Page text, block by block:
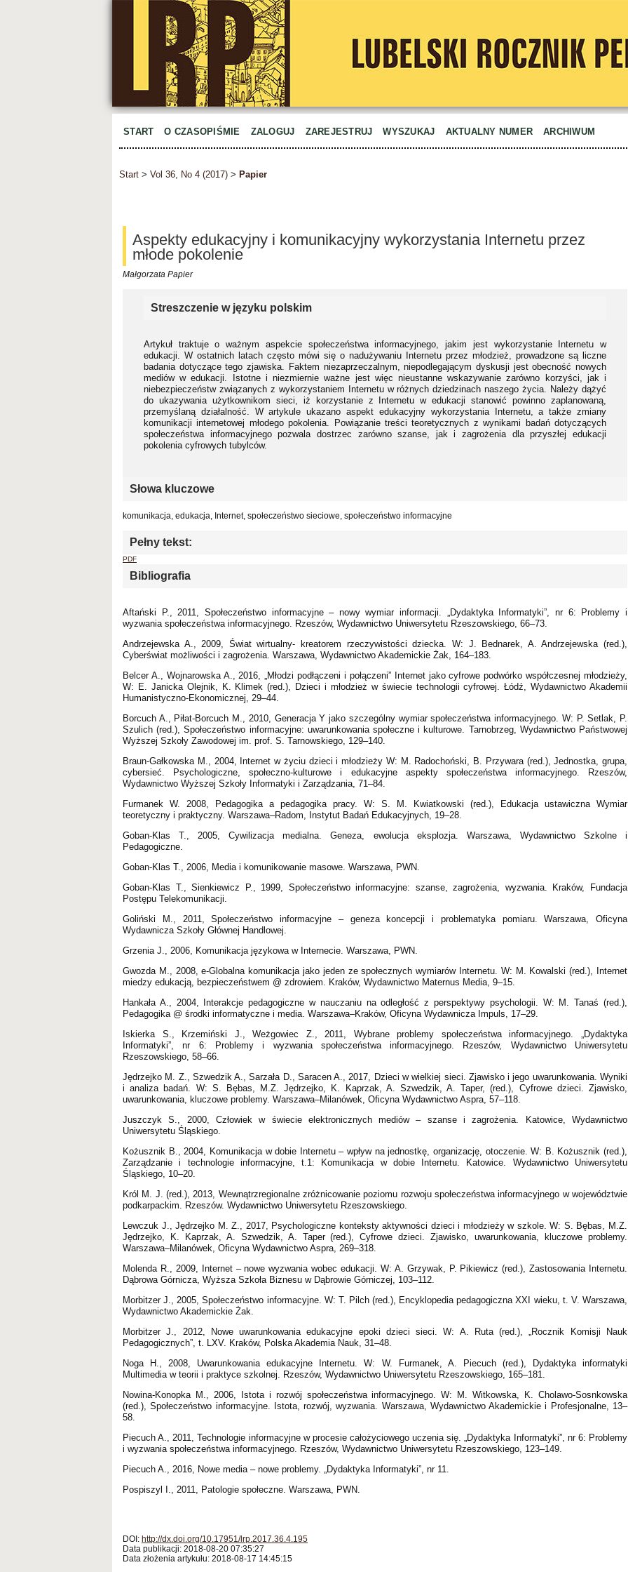
START O CZASOPIŚMIE ZALOGUJ ZAREJESTRUJ WYSZUKAJ AKTUALNY NUMER ARCHIWUM
Start > Vol 36, No 4 (2017) > Papier
Aspekty edukacyjny i komunikacyjny wykorzystania Internetu przez
młode pokolenie
Małgorzata Papier
Streszczenie w języku polskim
Artykuł traktuje o ważnym aspekcie społeczeństwa informacyjnego, jakim jest wykorzystanie Internetu w
edukacji. W ostatnich latach często mówi się o nadużywaniu Internetu przez młodzież, prowadzone są liczne
badania dotyczące tego zjawiska. Faktem niezaprzeczalnym, niepodlegającym dyskusji jest obecność nowych
mediów w edukacji. Istotne i niezmiernie ważne jest więc nieustanne wskazywanie zarówno korzyści, jak i
niebezpieczeństw związanych z wykorzystaniem Internetu w różnych dziedzinach naszego życia. Należy dążyć
do ukazywania użytkownikom sieci, iż korzystanie z Internetu w edukacji stanowić powinno zaplanowaną,
przemyślaną działalność. W artykule ukazano aspekt edukacyjny wykorzystania Internetu, a także zmiany
komunikacji internetowej młodego pokolenia. Powiązanie treści teoretycznych z wynikami badań dotyczących
społeczeństwa informacyjnego pozwala dostrzec zarówno szanse, jak i zagrożenia dla przyszłej edukacji
pokolenia cyfrowych tubylców.
Słowa kluczowe
komunikacja, edukacja, Internet, społeczeństwo sieciowe, społeczeństwo informacyjne
Pełny tekst:
PDF
Bibliografia
Aftański P., 2011, Społeczeństwo informacyjne – nowy wymiar informacji. „Dydaktyka Informatyki”, nr 6: Problemy i
wyzwania społeczeństwa informacyjnego. Rzeszów, Wydawnictwo Uniwersytetu Rzeszowskiego, 66–73.
Andrzejewska A., 2009, Świat wirtualny- kreatorem rzeczywistości dziecka. W: J. Bednarek, A. Andrzejewska (red.),
Cyberświat możliwości i zagrożenia. Warszawa, Wydawnictwo Akademickie Żak, 164–183.
Belcer A., Wojnarowska A., 2016, „Młodzi podłączeni i połączeni” Internet jako cyfrowe podwórko współczesnej młodzieży,
W: E. Janicka Olejnik, K. Klimek (red.), Dzieci i młodzież w świecie technologii cyfrowej. Łódź, Wydawnictwo Akademii
Humanistyczno-Ekonomicznej, 29–44.
Borcuch A., Piłat-Borcuch M., 2010, Generacja Y jako szczególny wymiar społeczeństwa informacyjnego. W: P. Setlak, P.
Szulich (red.), Społeczeństwo informacyjne: uwarunkowania społeczne i kulturowe. Tarnobrzeg, Wydawnictwo Państwowej
Wyższej Szkoły Zawodowej im. prof. S. Tarnowskiego, 129–140.
Braun-Gałkowska M., 2004, Internet w życiu dzieci i młodzieży W: M. Radochoński, B. Przywara (red.), Jednostka, grupa,
cybersieć. Psychologiczne, społeczno-kulturowe i edukacyjne aspekty społeczeństwa informacyjnego. Rzeszów,
Wydawnictwo Wyższej Szkoły Informatyki i Zarządzania, 71–84.
Furmanek W. 2008, Pedagogika a pedagogika pracy. W: S. M. Kwiatkowski (red.), Edukacja ustawiczna Wymiar
teoretyczny i praktyczny. Warszawa–Radom, Instytut Badań Edukacyjnych, 19–28.
Goban-Klas T., 2005, Cywilizacja medialna. Geneza, ewolucja eksplozja. Warszawa, Wydawnictwo Szkolne i
Pedagogiczne.
Goban-Klas T., 2006, Media i komunikowanie masowe. Warszawa, PWN.
Goban-Klas T., Sienkiewicz P., 1999, Społeczeństwo informacyjne: szanse, zagrożenia, wyzwania. Kraków, Fundacja
Postępu Telekomunikacji.
Goliński M., 2011, Społeczeństwo informacyjne – geneza koncepcji i problematyka pomiaru. Warszawa, Oficyna
Wydawnicza Szkoły Głównej Handlowej.
Grzenia J., 2006, Komunikacja językowa w Internecie. Warszawa, PWN.
Gwozda M., 2008, e-Globalna komunikacja jako jeden ze społecznych wymiarów Internetu. W: M. Kowalski (red.), Internet
miedzy edukacją, bezpieczeństwem @ zdrowiem. Kraków, Wydawnictwo Maternus Media, 9–15.
Hankała A., 2004, Interakcje pedagogiczne w nauczaniu na odległość z perspektywy psychologii. W: M. Tanaś (red.),
Pedagogika @ środki informatyczne i media. Warszawa–Kraków, Oficyna Wydawnicza Impuls, 17–29.
Iskierka S., Krzemiński J., Weżgowiec Z., 2011, Wybrane problemy społeczeństwa informacyjnego. „Dydaktyka
Informatyki”, nr 6: Problemy i wyzwania społeczeństwa informacyjnego. Rzeszów, Wydawnictwo Uniwersytetu
Rzeszowskiego, 58–66.
Jędrzejko M. Z., Szwedzik A., Sarzała D., Saracen A., 2017, Dzieci w wielkiej sieci. Zjawisko i jego uwarunkowania. Wyniki
i analiza badań. W: S. Bębas, M.Z. Jędrzejko, K. Kaprzak, A. Szwedzik, A. Taper, (red.), Cyfrowe dzieci. Zjawisko,
uwarunkowania, kluczowe problemy. Warszawa–Milanówek, Oficyna Wydawnictwo Aspra, 57–118.
Juszczyk S., 2000, Człowiek w świecie elektronicznych mediów – szanse i zagrożenia. Katowice, Wydawnictwo
Uniwersytetu Śląskiego.
Kożusznik B., 2004, Komunikacja w dobie Internetu – wpływ na jednostkę, organizację, otoczenie. W: B. Kożusznik (red.),
Zarządzanie i technologie informacyjne, t.1: Komunikacja w dobie Internetu. Katowice. Wydawnictwo Uniwersytetu
Śląskiego, 10–20.
Król M. J. (red.), 2013, Wewnątrzregionalne zróżnicowanie poziomu rozwoju społeczeństwa informacyjnego w województwie
podkarpackim. Rzeszów. Wydawnictwo Uniwersytetu Rzeszowskiego.
Lewczuk J., Jędrzejko M. Z., 2017, Psychologiczne konteksty aktywności dzieci i młodzieży w szkole. W: S. Bębas, M.Z.
Jędrzejko, K. Kaprzak, A. Szwedzik, A. Taper (red.), Cyfrowe dzieci. Zjawisko, uwarunkowania, kluczowe problemy.
Warszawa–Milanówek, Oficyna Wydawnictwo Aspra, 269–318.
Molenda R., 2009, Internet – nowe wyzwania wobec edukacji. W: A. Grzywak, P. Pikiewicz (red.), Zastosowania Internetu.
Dąbrowa Górnicza, Wyższa Szkoła Biznesu w Dąbrowie Górniczej, 103–112.
Morbitzer J., 2005, Społeczeństwo informacyjne. W: T. Pilch (red.), Encyklopedia pedagogiczna XXI wieku, t. V. Warszawa,
Wydawnictwo Akademickie Żak.
Morbitzer J., 2012, Nowe uwarunkowania edukacyjne epoki dzieci sieci. W: A. Ruta (red.), „Rocznik Komisji Nauk
Pedagogicznych”, t. LXV. Kraków, Polska Akademia Nauk, 31–48.
Noga H., 2008, Uwarunkowania edukacyjne Internetu. W: W. Furmanek, A. Piecuch (red.), Dydaktyka informatyki
Multimedia w teorii i praktyce szkolnej. Rzeszów, Wydawnictwo Uniwersytetu Rzeszowskiego, 165–181.
Nowina-Konopka M., 2006, Istota i rozwój społeczeństwa informacyjnego. W: M. Witkowska, K. Cholawo-Sosnkowska
(red.), Społeczeństwo informacyjne. Istota, rozwój, wyzwania. Warszawa, Wydawnictwo Akademickie i Profesjonalne, 13–
58.
Piecuch A., 2011, Technologie informacyjne w procesie całożyciowego uczenia się. „Dydaktyka Informatyki”, nr 6: Problemy
i wyzwania społeczeństwa informacyjnego. Rzeszów, Wydawnictwo Uniwersytetu Rzeszowskiego, 123–149.
Piecuch A., 2016, Nowe media – nowe problemy. „Dydaktyka Informatyki”, nr 11.
Pospiszyl I., 2011, Patologie społeczne. Warszawa, PWN.
DOI: http://dx.doi.org/10.17951/lrp.2017.36.4.195
Data publikacji: 2018-08-20 07:35:27
Data złożenia artykułu: 2018-08-17 14:45:15